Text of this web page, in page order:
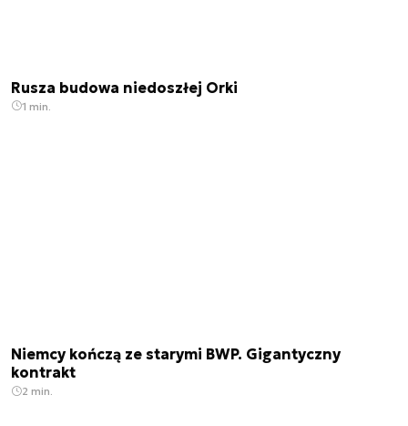
Rusza budowa niedoszłej Orki
1 min.
Niemcy kończą ze starymi BWP. Gigantyczny
kontrakt
2 min.